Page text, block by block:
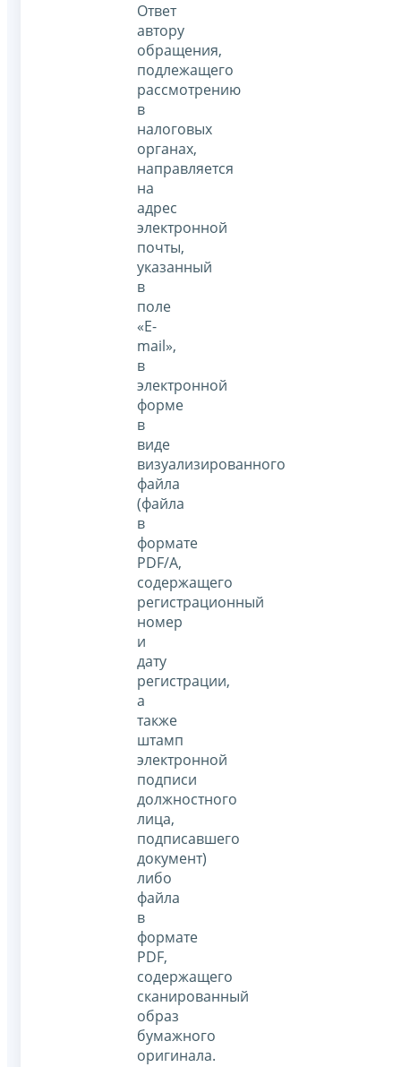
Ответ
автору
обращения,
подлежащего
рассмотрению
в
налоговых
органах,
направляется
на
адрес
электронной
почты,
указанный
в
поле
«E-
mail»,
в
электронной
форме
в
виде
визуализированного
файла
(файла
в
формате
PDF/A,
содержащего
регистрационный
номер
и
дату
регистрации,
а
также
штамп
электронной
подписи
должностного
лица,
подписавшего
документ)
либо
файла
в
формате
PDF,
содержащего
сканированный
образ
бумажного
оригинала.